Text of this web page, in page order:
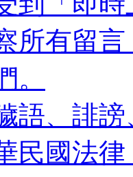
所有留
。
語、誹
民國法